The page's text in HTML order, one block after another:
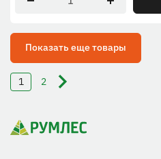
Показать еще товары
1 2